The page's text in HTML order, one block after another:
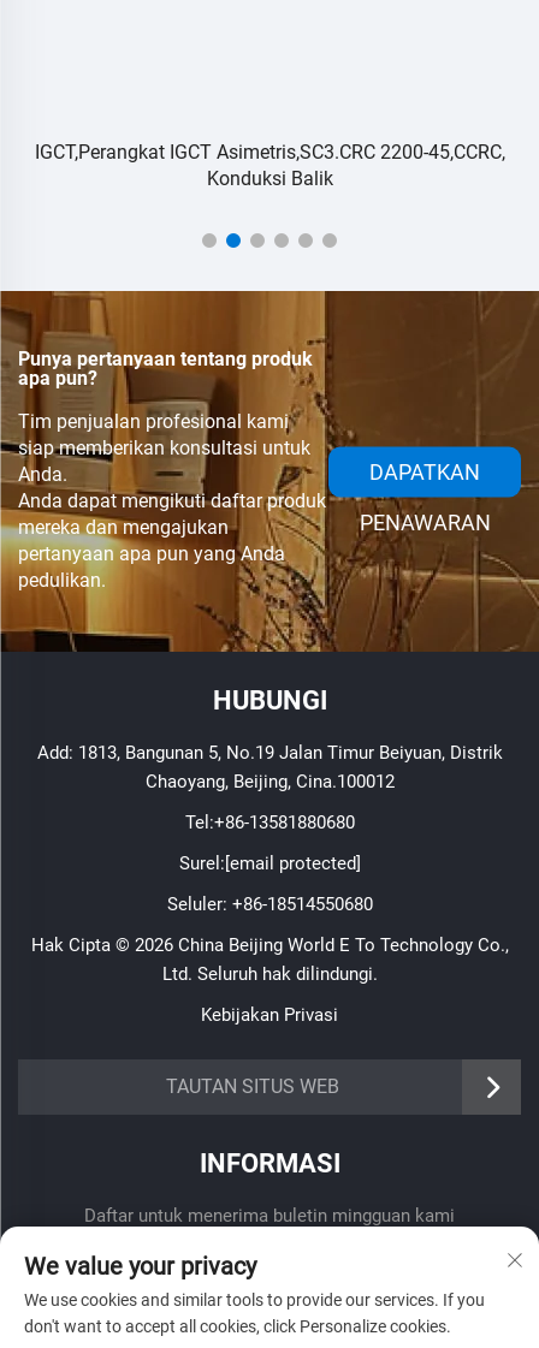
IGCT,Perangkat IGCT Asimetris,SC3.CRC 2200-45,CCRC,
Konduksi Balik
Punya pertanyaan tentang produk
apa pun?
Tim penjualan profesional kami
siap memberikan konsultasi untuk
Anda.
Anda dapat mengikuti daftar produk
mereka dan mengajukan
pertanyaan apa pun yang Anda
pedulikan.
DAPATKAN
PENAWARAN
HUBUNGI
Add: 1813, Bangunan 5, No.19 Jalan Timur Beiyuan, Distrik
Chaoyang, Beijing, Cina.100012
Tel:+86-13581880680
Surel:[email protected]
Seluler: +86-18514550680
Hak Cipta © 2026 China Beijing World E To Technology Co.,
Ltd. Seluruh hak dilindungi.
Kebijakan Privasi
TAUTAN SITUS WEB
INFORMASI
Daftar untuk menerima buletin mingguan kami
We value your privacy
We use cookies and similar tools to provide our services. If you
don't want to accept all cookies, click Personalize cookies.